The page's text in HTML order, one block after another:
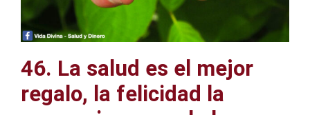
46. La salud es el mejor
regalo, la felicidad la